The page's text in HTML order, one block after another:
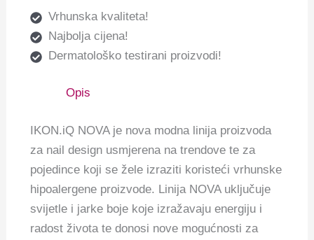
Vrhunska kvaliteta!
Najbolja cijena!
Dermatološko testirani proizvodi!
Opis
IKON.iQ NOVA je nova modna linija proizvoda
za nail design usmjerena na trendove te za
pojedince koji se žele izraziti koristeći vrhunske
hipoalergene proizvode. Linija NOVA uključuje
svijetle i jarke boje koje izražavaju energiju i
radost života te donosi nove mogućnosti za